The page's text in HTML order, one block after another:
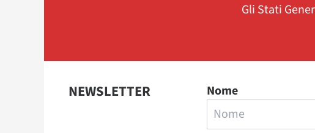
Gli Stati
NEWSLETTER Nome